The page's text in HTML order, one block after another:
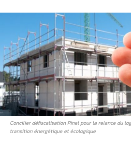
Concilier défiscalisation Pinel pour la relance du
transition énergétique et écologique